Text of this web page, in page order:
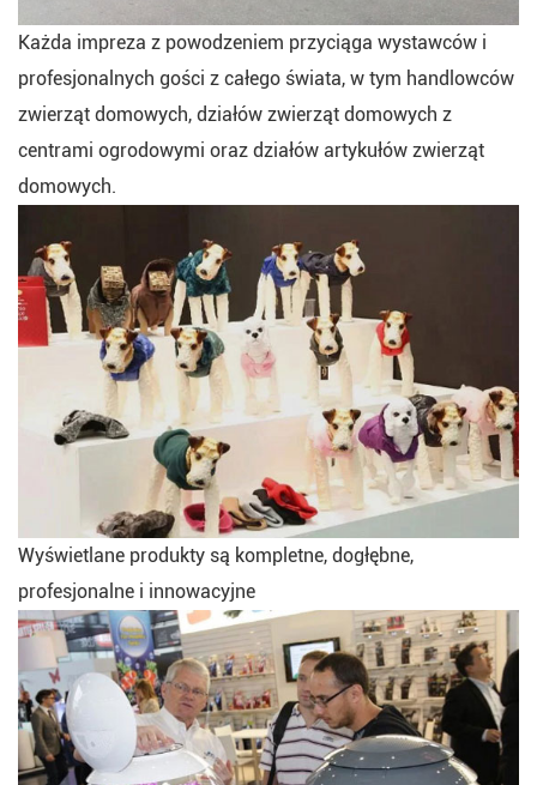
Każda impreza z powodzeniem przyciąga wystawców i
profesjonalnych gości z całego świata, w tym handlowców
zwierząt domowych, działów zwierząt domowych z
centrami ogrodowymi oraz działów artykułów zwierząt
domowych.
Wyświetlane produkty są kompletne, dogłębne,
profesjonalne i innowacyjne